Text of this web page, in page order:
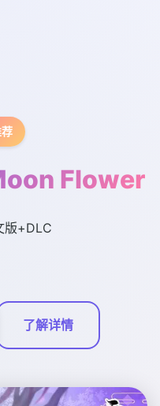
Flower
版+DLC
了解详情